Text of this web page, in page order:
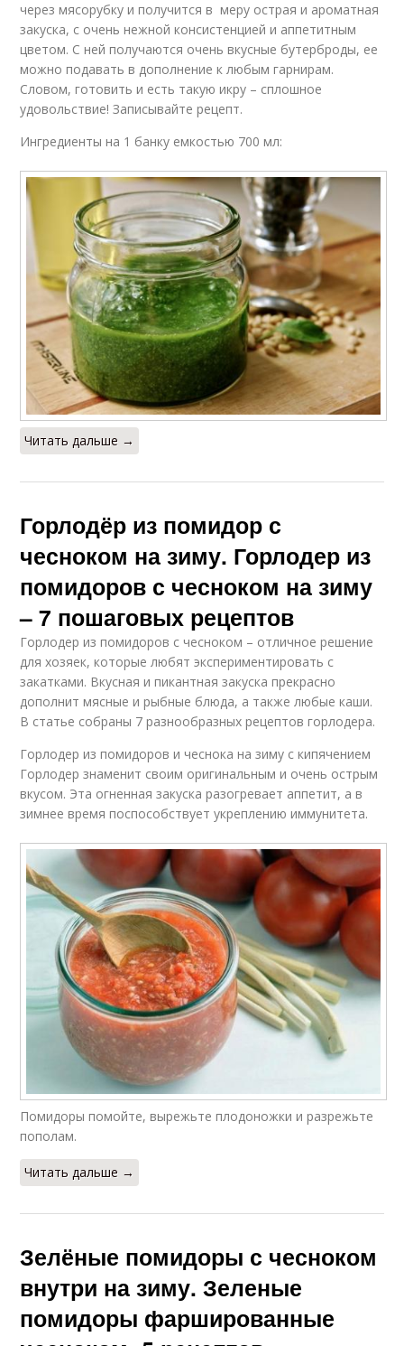
через мясорубку и получится в меру острая и ароматная
закуска, с очень нежной консистенцией и аппетитным
цветом. С ней получаются очень вкусные бутерброды, ее
можно подавать в дополнение к любым гарнирам.
Словом, готовить и есть такую икру – сплошное
удовольствие! Записывайте рецепт.
Ингредиенты на 1 банку емкостью 700 мл:
Читать дальше →
Горлодёр из помидор с
чесноком на зиму. Горлодер из
помидоров с чесноком на зиму
– 7 пошаговых рецептов
Горлодер из помидоров с чесноком – отличное решение
для хозяек, которые любят экспериментировать с
закатками. Вкусная и пикантная закуска прекрасно
дополнит мясные и рыбные блюда, а также любые каши.
В статье собраны 7 разнообразных рецептов горлодера.
Горлодер из помидоров и чеснока на зиму с кипячением
Горлодер знаменит своим оригинальным и очень острым
вкусом. Эта огненная закуска разогревает аппетит, а в
зимнее время поспособствует укреплению иммунитета.
Помидоры помойте, вырежьте плодоножки и разрежьте
пополам.
Читать дальше →
Зелёные помидоры с чесноком
внутри на зиму. Зеленые
помидоры фаршированные